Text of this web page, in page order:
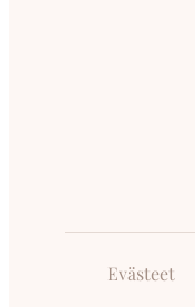
Evästeet